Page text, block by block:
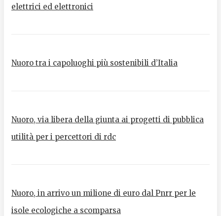
elettrici ed elettronici
Nuoro tra i capoluoghi più sostenibili d’Italia
Nuoro, via libera della giunta ai progetti di pubblica
utilità per i percettori di rdc
Nuoro, in arrivo un milione di euro dal Pnrr per le
isole ecologiche a scomparsa